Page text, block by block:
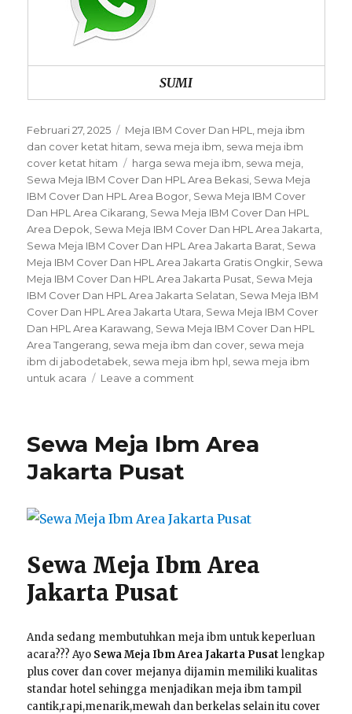
SUMI
Posted
on
Februari 27, 2025 Categories
Meja IBM Cover Dan HPL
meja ibm
dan cover ketat hitam sewa meja ibm sewa meja ibm
cover ketat hitam
Tags
harga sewa meja ibm sewa meja
Sewa Meja IBM Cover Dan HPL Area Bekasi Sewa Meja
IBM Cover Dan HPL Area Bogor Sewa Meja IBM Cover
Dan HPL Area Cikarang Sewa Meja IBM Cover Dan HPL
Area Depok Sewa Meja IBM Cover Dan HPL Area Jakarta
Sewa Meja IBM Cover Dan HPL Area Jakarta Barat Sewa
Meja IBM Cover Dan HPL Area Jakarta Gratis Ongkir Sewa
Meja IBM Cover Dan HPL Area Jakarta Pusat Sewa Meja
IBM Cover Dan HPL Area Jakarta Selatan Sewa Meja IBM
Cover Dan HPL Area Jakarta Utara Sewa Meja IBM Cover
Dan HPL Area Karawang Sewa Meja IBM Cover Dan HPL
Area Tangerang sewa meja ibm dan cover sewa meja
ibm di jabodetabek sewa meja ibm hpl sewa meja ibm
untuk acara
Leave a comment
Cover
Gratis
Sewa Meja Ibm Area
Jakarta Pusat
Sewa Meja Ibm Area
Jakarta Pusat
Anda sedang membutuhkan meja ibm untuk keperluan
acara??? Ayo Sewa Meja Ibm Area Jakarta Pusat lengkap
plus cover dan cover mejanya dijamin memiliki kualitas
standar hotel sehingga menjadikan meja ibm tampil
cantik,rapi,menarik,mewah dan berkelas selain itu cover